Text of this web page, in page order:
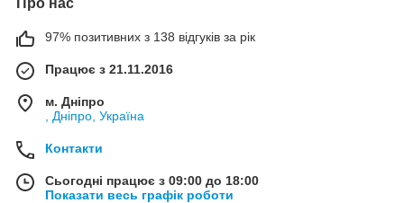
Про нас
97% позитивних з 138 відгуків за рік
Працює з 21.11.2016
м. Дніпро
, Дніпро, Україна
Контакти
Сьогодні працює з 09:00 до 18:00
Показати весь графік роботи